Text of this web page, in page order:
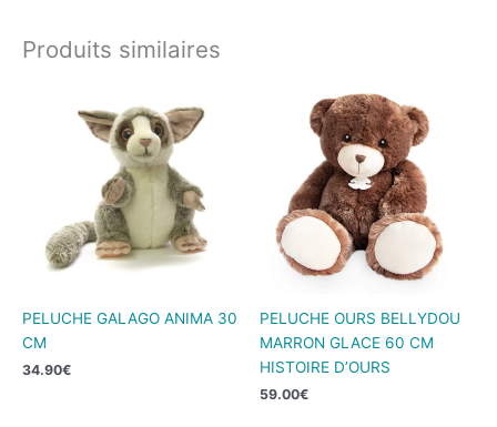
Produits similaires
PELUCHE GALAGO ANIMA 30
CM
34.90€
PELUCHE OURS BELLYDOU
MARRON GLACE 60 CM
HISTOIRE D’OURS
59.00€